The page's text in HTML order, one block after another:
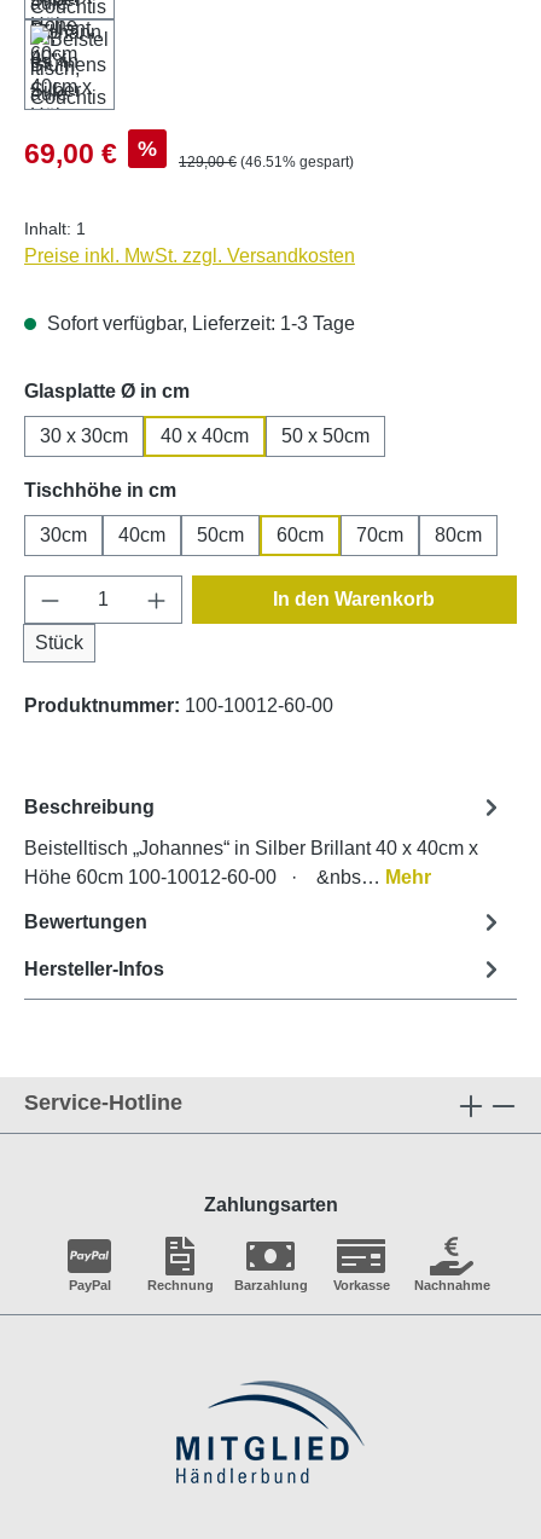
Verkaufspreis:
69,00 € % Regulärer Preis:
129,00 € (46.51% gespart)
Inhalt: 1
Preise inkl. MwSt. zzgl. Versandkosten
Sofort verfügbar, Lieferzeit: 1-3 Tage
Glasplatte Ø in cmauswählen
30 x 30cm 40 x 40cm 50 x 50cm
Tischhöhe in cmauswählen
30cm 40cm 50cm 60cm 70cm 80cm
Produkt Anzahl: Gib den gewünschten
Stück
In den Warenkorb
Produktnummer: 100-10012-60-00
Beschreibung
Beistelltisch „Johannes“ in Silber Brillant 40 x 40cm x
Höhe 60cm 100-10012-60-00 · &nbs… Mehr
Bewertungen
Hersteller-Infos
Service-Hotline
Zahlungsarten
PayPal Rechnung Barzahlung Vorkasse Nachnahme